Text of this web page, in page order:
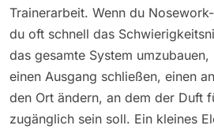
Trainerarbeit. Wenn du
du oft schnell das
das gesamte System
einen Ausgang schließen, einen
den Ort ändern, an dem der Duft
zugänglich sein soll. Ein kleines